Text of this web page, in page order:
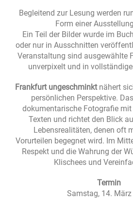
Begleitend zur Lesung werden
Form einer
Ein Teil der Bilder wurde im
oder nur in Ausschnitten
Veranstaltung sind ausgewählte
unverpixelt und in
Frankfurt ungeschminktnähert
persönlichen Perspektive.
dokumentarische Fotografie
Texten und richtet den Blick
Lebensrealitäten, denen oft
Vorurteilen begegnet wird. Im
Respekt und die Wahrung der
Klischees und
Termin
Samstag, 14.